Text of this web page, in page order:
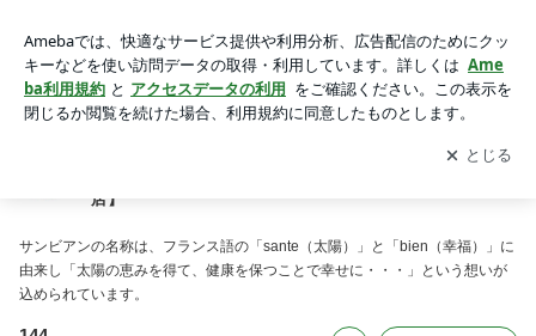
画像
アプリをダウンロードして ブログの更新通知
を受け取りまし
ょう。
開く
店】
サンビアンの名称は、フランス語の「sante（太陽）」と「bien（幸福）」に
由来し「太陽の恵みを得て、健康を保つことで幸せに・・・」という想いが
込められています。